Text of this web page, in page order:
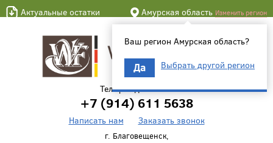
Актуальные остатки Амурская область Изменить регион
Ваш регион Амурская область?
Да Выбрать другой регион
Телефон для связи
+7 (914) 611 5638
Написать нам Заказать звонок
г. Благовещенск,